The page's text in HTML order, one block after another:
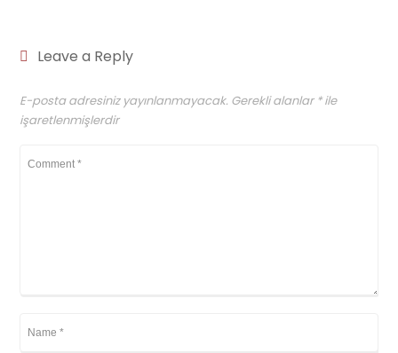
Leave a Reply
E-posta adresiniz yayınlanmayacak. Gerekli alanlar *ile
işaretlenmişlerdir